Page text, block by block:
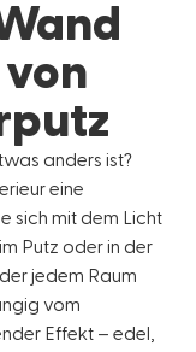
anders ist?
eine
sich mit dem Licht
Putz oder in der
jedem Raum
vom
Effekt – edel,